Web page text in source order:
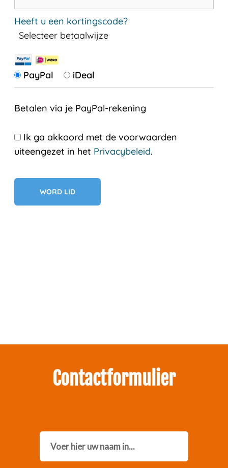
Heeft u een kortingscode?
Selecteer betaalwijze
PayPal iDeal
Betalen via je PayPal-rekening
Ik ga akkoord met de voorwaarden
uiteengezet in het Privacybeleid.
Geen val
Contactformulier